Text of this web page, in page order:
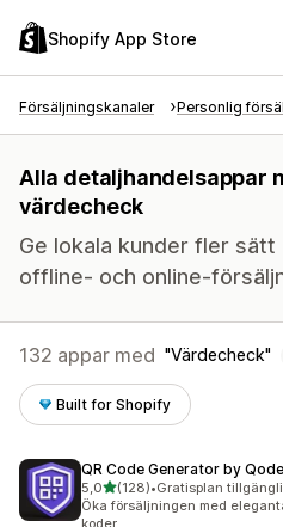
Shopify App Store
Försäljningskanaler Personlig
Alla detaljhandelsappar
värdecheck
Ge lokala kunder fler
offline- och online-
132 appar med Värdecheck
Built for Shopify
QR Code Generator by
5,0av 5 stjärnor
(128)
128 recensioner totalt
•Gratisplan
Öka försäljningen med
koder.